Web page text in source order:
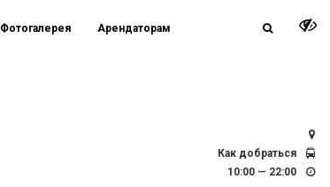
Фотогалерея Арендаторам
Как добраться
10:00 — 22:00